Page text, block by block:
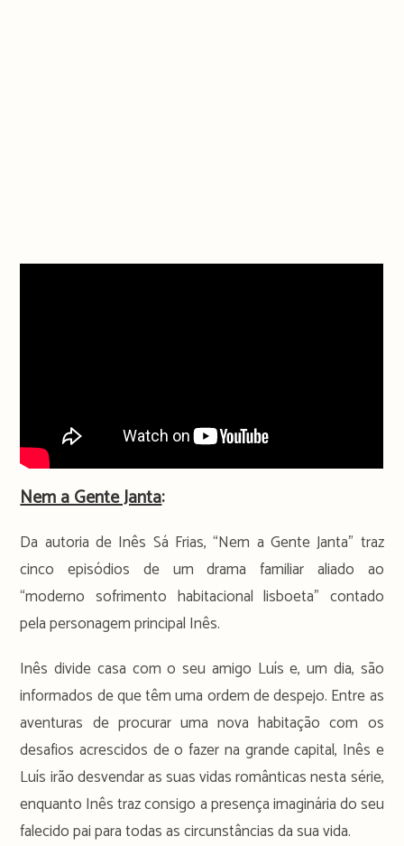
Nem a Gente Janta:
Da autoria de Inês Sá Frias, “Nem a Gente Janta” traz
cinco episódios de um drama familiar aliado ao
“moderno sofrimento habitacional lisboeta” contado
pela personagem principal Inês.
Inês divide casa com o seu amigo Luís e, um dia, são
informados de que têm uma ordem de despejo. Entre as
aventuras de procurar uma nova habitação com os
desafios acrescidos de o fazer na grande capital, Inês e
Luís irão desvendar as suas vidas românticas nesta série,
enquanto Inês traz consigo a presença imaginária do seu
falecido pai para todas as circunstâncias da sua vida.